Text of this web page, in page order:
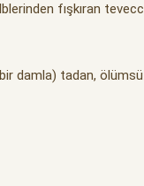
fışkıran
(bir damla) tadan,